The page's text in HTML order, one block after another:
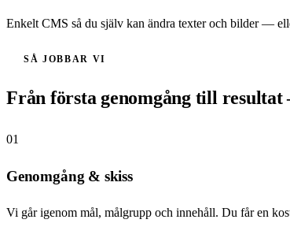
Enkelt CMS så du själv kan ändra texter och bilder —
SÅ JOBBAR VI
Från första genomgång till
01
Genomgång & skiss
Vi går igenom mål, målgrupp och innehåll. Du får en